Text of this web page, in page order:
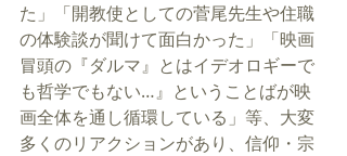
た」「開教使としての菅尾先生や住職
の体験談が聞けて面白かった」「映画
冒頭の『ダルマ』とはイデオロギーで
も哲学でもない…』ということばが映
画全体を通し循環している」等、大変
多くのリアクションがあり、信仰・宗